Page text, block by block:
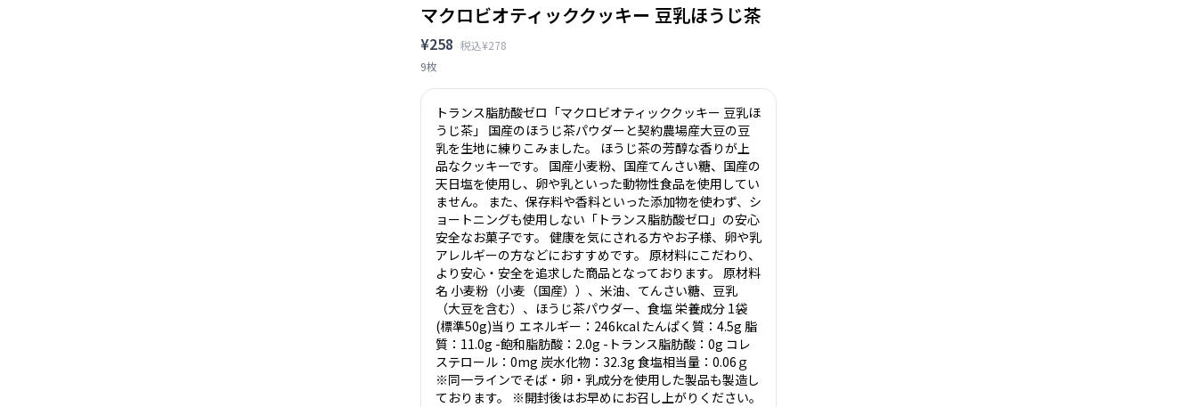
マクロビオティッククッキー 豆乳ほうじ茶
¥258 税込¥278
9枚
トランス脂肪酸ゼロ「マクロビオティッククッキー 豆乳ほ
うじ茶」 国産のほうじ茶パウダーと契約農場産大豆の豆
乳を生地に練りこみました。 ほうじ茶の芳醇な香りが上
品なクッキーです。 国産小麦粉、国産てんさい糖、国産の
天日塩を使用し、卵や乳といった動物性食品を使用してい
ません。 また、保存料や香料といった添加物を使わず、シ
ョートニングも使用しない「トランス脂肪酸ゼロ」の安心
安全なお菓子です。 健康を気にされる方やお子様、卵や乳
アレルギーの方などにおすすめです。 原材料にこだわり、
より安心・安全を追求した商品となっております。 原材料
名 小麦粉（小麦（国産））、米油、てんさい糖、豆乳
（大豆を含む）、ほうじ茶パウダー、食塩 栄養成分 1袋
(標準50g)当り エネルギー：246kcal たんぱく質：4.5g 脂
質：11.0g -飽和脂肪酸：2.0g -トランス脂肪酸：0g コレ
ステロール：0mg 炭水化物：32.3g 食塩相当量：0.06ｇ
※同一ラインでそば・卵・乳成分を使用した製品も製造し
ております。 ※開封後はお早めにお召し上がりください。